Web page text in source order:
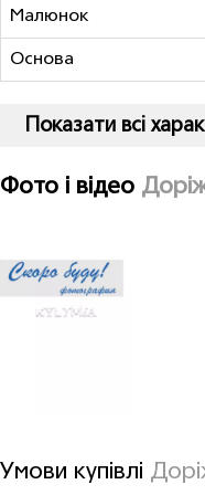
Малюнок
Основа
Показати всі
Фото і відео
Умови купівлі